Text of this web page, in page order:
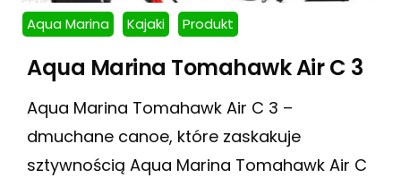
Aqua Marina Kajaki Produkt
Aqua Marina Tomahawk Air C 3
Aqua Marina Tomahawk Air C 3 –
dmuchane canoe, które zaskakuje
sztywnością Aqua Marina Tomahawk Air C